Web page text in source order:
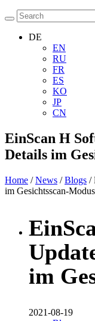
DE
EN
RU
FR
ES
KO
JP
CN
EinScan H
Details im
Home /News /Blogs /
im Gesichtsscan-Modus
im
2021-08-19